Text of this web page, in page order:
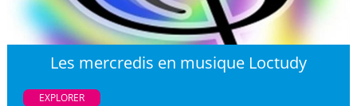
Les mercredis en musique Loctudy
EXPLORER